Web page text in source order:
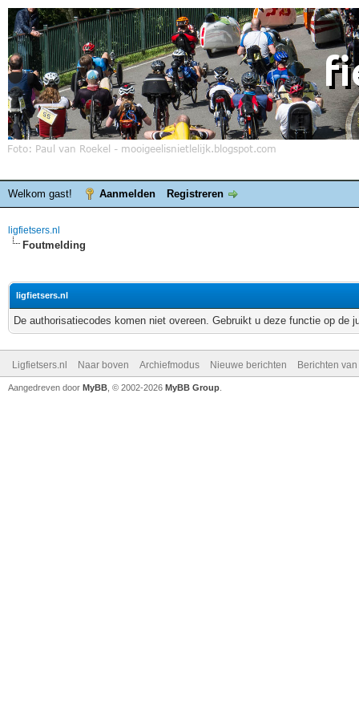
Welkom gast! Aanmelden Registreren
ligfietsers.nl
Foutmelding
ligfietsers.nl
De authorisatiecodes komen niet overeen. Gebruikt u deze functie op de
Ligfietsers.nl Naar boven Archiefmodus Nieuwe berichten Berichten
Aangedreven door MyBB , © 2002-2026 MyBB Group